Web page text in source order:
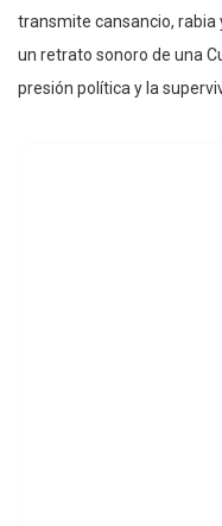
transmite cansancio, rabia
un retrato sonoro de una
presión política y la